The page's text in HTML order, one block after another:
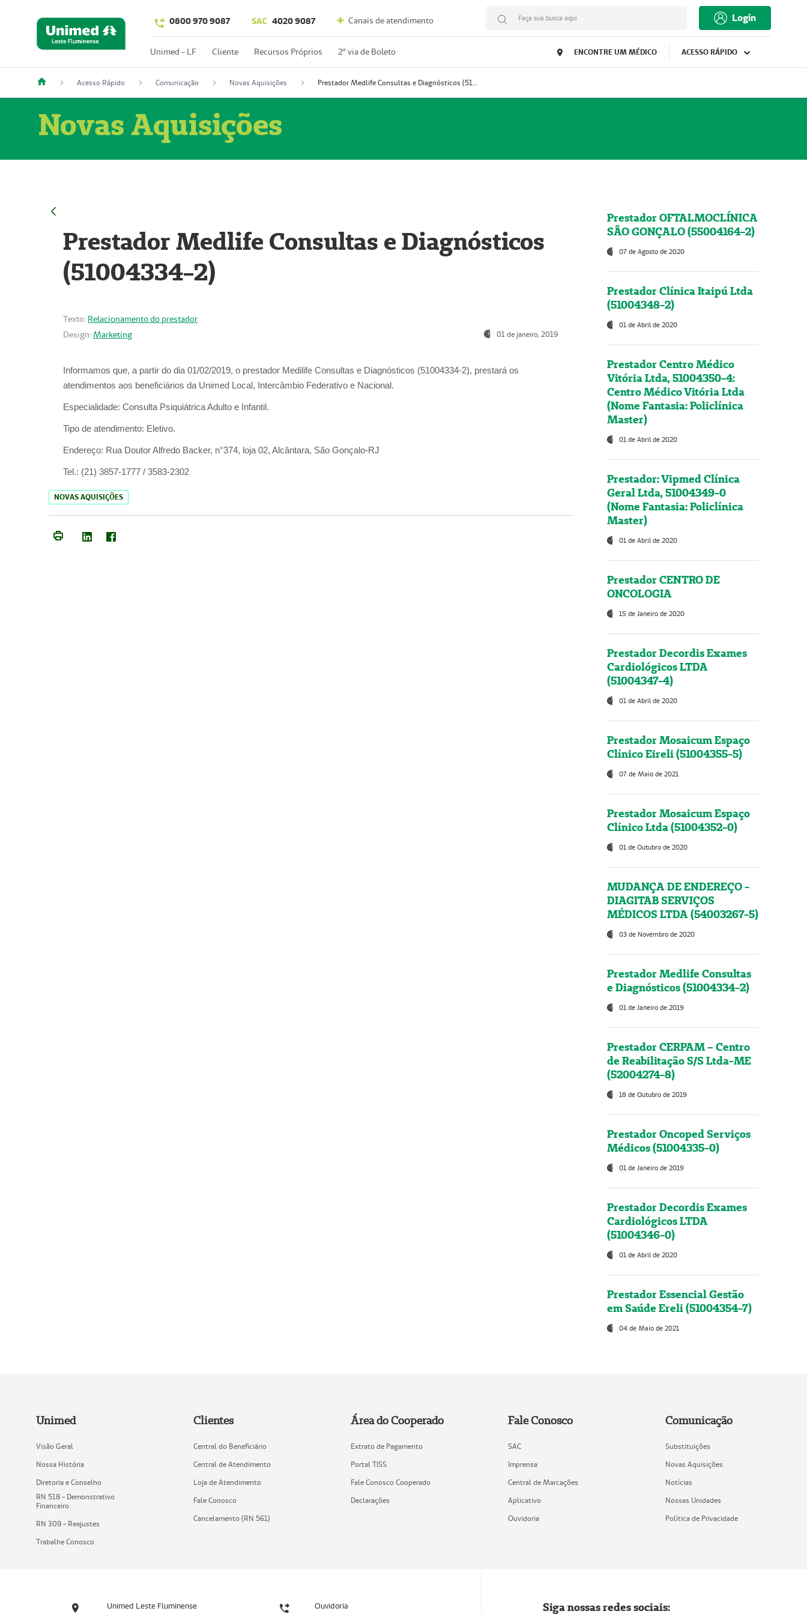
0800 970 9087 SAC 4020 9087 Canais de atendimento Faça sua busca aqui Login
Unimed - LF Cliente Recursos Próprios 2º via de Boleto ENCONTRE UM MÉDICO ACESSO RÁPIDO
Acesso Rápido Comunicação Novas Aquisições Prestador Medlife Consultas e Diagnósticos (51004334-2)
Novas Aquisições
Prestador Medlife Consultas e Diagnósticos
(51004334-2)
Texto: Relacionamento do prestador
Design: Marketing 01 de janeiro, 2019
Informamos que, a partir do dia 01/02/2019, o prestador Medilife Consultas e Diagnósticos (51004334-2), prestará os
atendimentos aos beneficiários da Unimed Local, Intercâmbio Federativo e Nacional.
Especialidade: Consulta Psiquiátrica Adulto e Infantil.
Tipo de atendimento: Eletivo.
Endereço: Rua Doutor Alfredo Backer, n°374, loja 02, Alcântara, São Gonçalo-RJ
Tel.: (21) 3857-1777 / 3583-2302
NOVAS AQUISIÇÕES
Prestador OFTALMOCLÍNICA
SÃO GONÇALO (55004164-2)
07 de Agosto de 2020
Prestador Clínica Itaipú Ltda
(51004348-2)
01 de Abril de 2020
Prestador Centro Médico
Vitória Ltda, 51004350-4:
Centro Médico Vitória Ltda
(Nome Fantasia: Policlínica
Master)
01 de Abril de 2020
Prestador: Vipmed Clínica
Geral Ltda, 51004349-0
(Nome Fantasia: Policlínica
Master)
01 de Abril de 2020
Prestador CENTRO DE
ONCOLOGIA
15 de Janeiro de 2020
Prestador Decordis Exames
Cardiológicos LTDA
(51004347-4)
01 de Abril de 2020
Prestador Mosaicum Espaço
Clínico Eireli (51004355-5)
07 de Maio de 2021
Prestador Mosaicum Espaço
Clínico Ltda (51004352-0)
01 de Outubro de 2020
MUDANÇA DE ENDEREÇO -
DIAGITAB SERVIÇOS
MÉDICOS LTDA (54003267-5)
03 de Novembro de 2020
Prestador Medlife Consultas
e Diagnósticos (51004334-2)
01 de Janeiro de 2019
Prestador CERPAM – Centro
de Reabilitação S/S Ltda-ME
(52004274-8)
18 de Outubro de 2019
Prestador Oncoped Serviços
Médicos (51004335-0)
01 de Janeiro de 2019
Prestador Decordis Exames
Cardiológicos LTDA
(51004346-0)
01 de Abril de 2020
Prestador Essencial Gestão
em Saúde Ereli (51004354-7)
04 de Maio de 2021
Unimed
Visão Geral
Nossa História
Diretoria e Conselho
RN 518 - Demonstrativo
Financeiro
RN 309 - Reajustes
Trabalhe Conosco
Clientes
Central do Beneficiário
Central de Atendimento
Loja de Atendimento
Fale Conosco
Cancelamento (RN 561)
Área do Cooperado
Extrato de Pagamento
Portal TISS
Fale Conosco Cooperado
Declarações
Fale Conosco
SAC
Imprensa
Central de Marcações
Aplicativo
Ouvidoria
Comunicação
Substituições
Novas Aquisições
Notícias
Nossas Unidades
Política de Privacidade
Unimed Leste Fluminense Ouvidoria Siga nossas redes sociais: